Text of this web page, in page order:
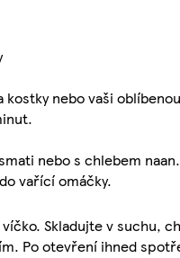
nebo vaši
nebo s chlebem naan.
vařící omáčky.
Skladujte v suchu,
Po otevření ihned